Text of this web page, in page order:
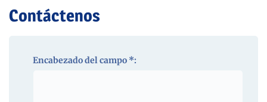
Contáctenos
Encabezado del campo *: